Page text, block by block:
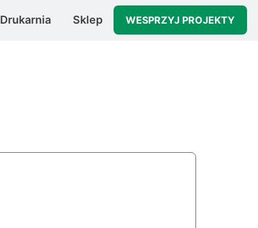
Drukarnia Sklep WESPRZYJ PROJEKTY